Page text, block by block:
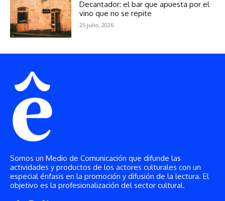
Somos un Medio de Comunicación que difunde las
actividades y productos de los actores culturales con un
especial énfasis en la promoción y difusión de la lectura. El
objetivo es la profesionalización del sector cultural.